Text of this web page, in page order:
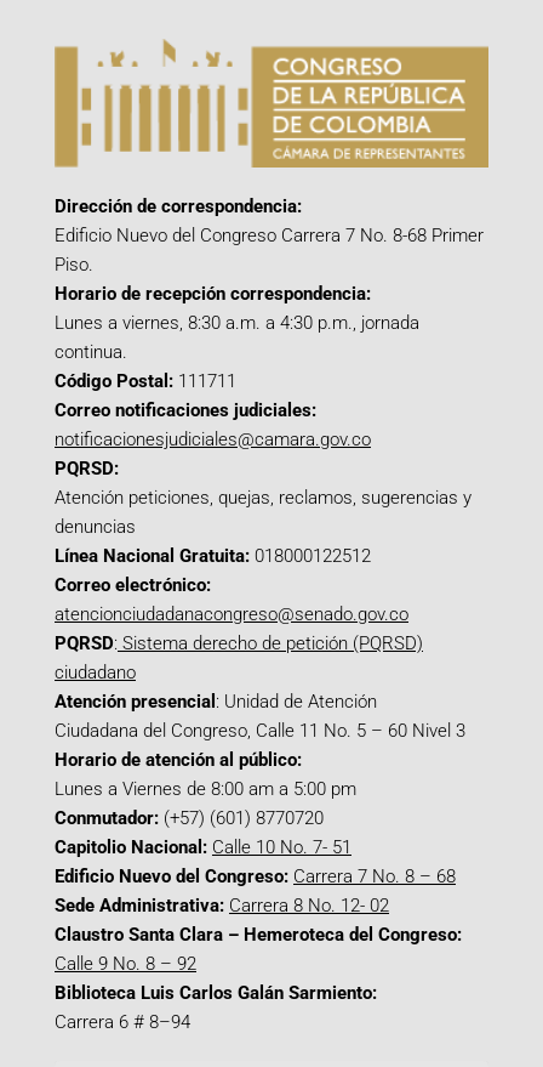
Dirección de correspondencia:
Edificio Nuevo del Congreso Carrera 7 No. 8-68 Primer
Piso.
Horario de recepción correspondencia:
Lunes a viernes, 8:30 a.m. a 4:30 p.m., jornada
continua.
Código Postal: 111711
Correo notificaciones judiciales:
notificacionesjudiciales@camara.gov.co
PQRSD:
Atención peticiones, quejas, reclamos, sugerencias y
denuncias
Línea Nacional Gratuita: 018000122512
Correo electrónico:
atencionciudadanacongreso@senado.gov.co
PQRSD: Sistema derecho de petición (PQRSD)
ciudadano
Atención presencial : Unidad de Atención
Ciudadana del Congreso, Calle 11 No. 5 – 60 Nivel 3
Horario de atención al público:
Lunes a Viernes de 8:00 am a 5:00 pm
Conmutador: (+57) (601) 8770720
Capitolio Nacional: Calle 10 No. 7- 51
Edificio Nuevo del Congreso: Carrera 7 No. 8 – 68
Sede Administrativa: Carrera 8 No. 12- 02
Claustro Santa Clara – Hemeroteca del Congreso:
Calle 9 No. 8 – 92
Biblioteca Luis Carlos Galán Sarmiento:
Carrera 6 # 8–94